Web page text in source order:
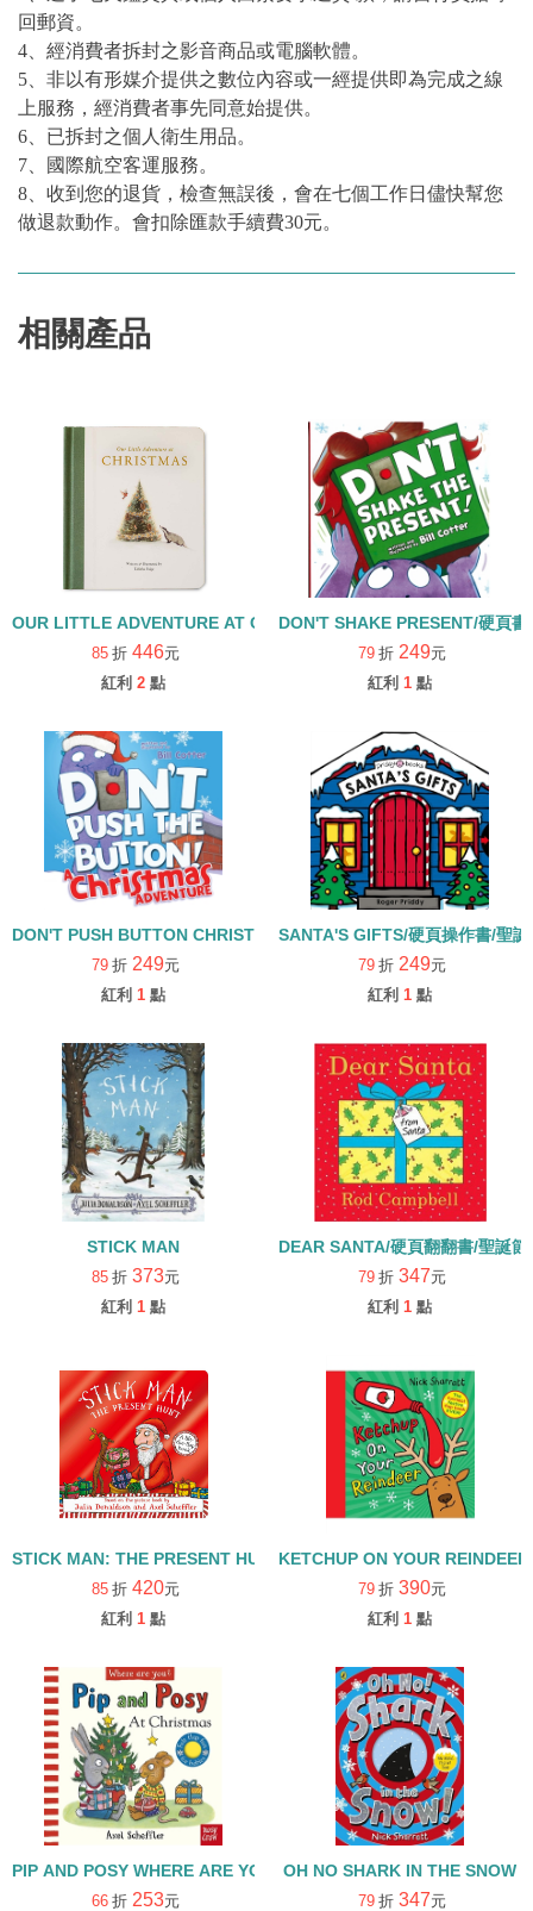
回郵資。
4、經消費者拆封之影音商品或電腦軟體。
5、非以有形媒介提供之數位內容或一經提供即為完成之線
上服務，經消費者事先同意始提供。
6、已拆封之個人衛生用品。
7、國際航空客運服務。
8、收到您的退貨，檢查無誤後，會在七個工作日儘快幫您
做退款動作。會扣除匯款手續費30元。
相關產品
OUR LITTLE ADVENTURE AT CHRISTMAS/硬頁書
85 折 446元
紅利 2 點
DON'T SHAKE PRESENT/硬頁書
79 折 249元
紅利 1 點
DON'T PUSH BUTTON CHRISTMAS ADVENTURE /硬頁書
79 折 249元
紅利 1 點
SANTA'S GIFTS/硬頁操作書/聖誕
79 折 249元
紅利 1 點
STICK MAN
85 折 373元
紅利 1 點
DEAR SANTA/硬頁翻翻書/聖誕節
79 折 347元
紅利 1 點
STICK MAN: THE PRESENT HUNT/硬頁翻翻書
85 折 420元
紅利 1 點
KETCHUP ON YOUR REINDEER
79 折 390元
紅利 1 點
PIP AND POSY WHERE ARE YOU? AT CHRISTMAS/硬頁書
66 折 253元
OH NO SHARK IN THE SNOW
79 折 347元